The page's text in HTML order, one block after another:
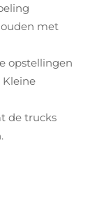
met
opstellingen
Kleine
de trucks